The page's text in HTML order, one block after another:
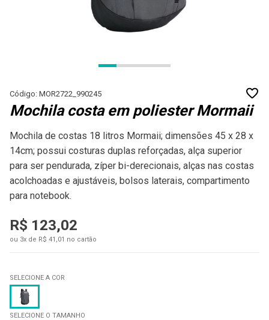
Código: MOR2722_990245
Mochila costa em poliester Mormaii
Mochila de costas 18 litros Mormaii; dimensões 45 x 28 x
14cm; possui costuras duplas reforçadas, alça superior
para ser pendurada, zíper bi-derecionais, alças nas costas
acolchoadas e ajustáveis, bolsos laterais, compartimento
para notebook.
R$ 123,02
ou 3x de R$ 41,01 no cartão
SELECIONE O TAMANHO
SELECIONE A COR